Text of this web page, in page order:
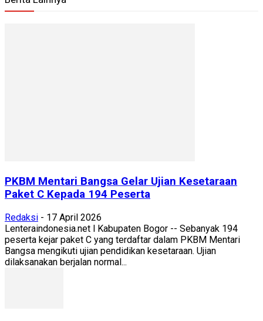
PKBM Mentari Bangsa Gelar Ujian Kesetaraan
Paket C Kepada 194 Peserta
Redaksi - 17 April 2026
Lenteraindonesia.net l Kabupaten Bogor -- Sebanyak 194
peserta kejar paket C yang terdaftar dalam PKBM Mentari
Bangsa mengikuti ujian pendidikan kesetaraan. Ujian
dilaksanakan berjalan normal...